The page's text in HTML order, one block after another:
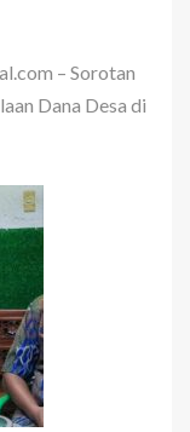
– Sorotan
Dana Desa di